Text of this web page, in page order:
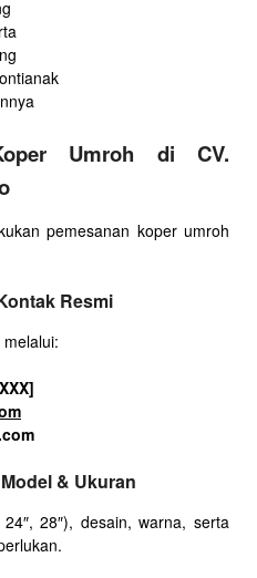
Umroh di CV.
pemesanan koper umroh
Resmi
& Ukuran
28″), desain, warna, serta